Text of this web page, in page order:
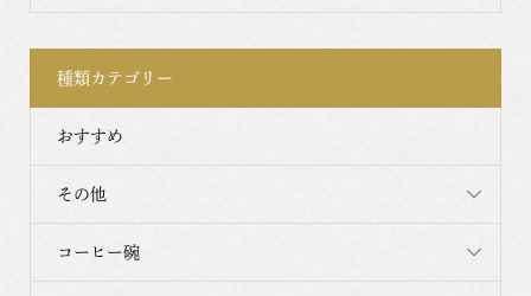
種類カテゴリー
おすすめ
その他
コーヒー碗